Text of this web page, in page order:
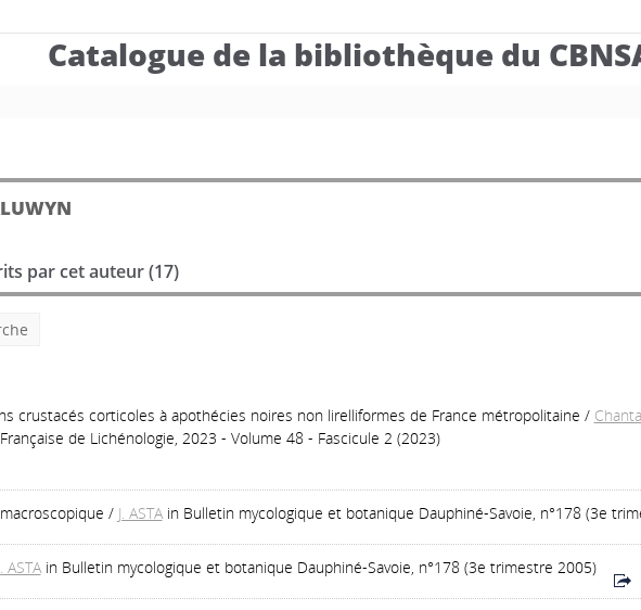
Catalogue de la bibliothèque du
par cet auteur (17)
crustacés corticoles à apothécies noires non lirelliformes de France métropolitaine /
de Lichénologie, 2023 - Volume 48 - Fascicule 2 (2023)
/ J. ASTA in Bulletin mycologique et botanique Dauphiné-Savoie, n°178 (3e
ASTA in Bulletin mycologique et botanique Dauphiné-Savoie, n°178 (3e trimestre 2005)